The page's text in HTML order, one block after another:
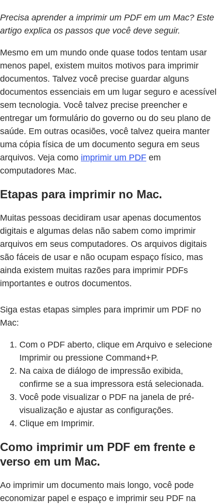
Precisa aprender a imprimir um PDF em um Mac? Este
artigo explica os passos que você deve seguir.
Mesmo em um mundo onde quase todos tentam usar
menos papel, existem muitos motivos para imprimir
documentos. Talvez você precise guardar alguns
documentos essenciais em um lugar seguro e acessível
sem tecnologia. Você talvez precise preencher e
entregar um formulário do governo ou do seu plano de
saúde. Em outras ocasiões, você talvez queira manter
uma cópia física de um documento segura em seus
arquivos. Veja como imprimir um PDF em
computadores Mac.
Etapas para imprimir no Mac.
Muitas pessoas decidiram usar apenas documentos
digitais e algumas delas não sabem como imprimir
arquivos em seus computadores. Os arquivos digitais
são fáceis de usar e não ocupam espaço físico, mas
ainda existem muitas razões para imprimir PDFs
importantes e outros documentos.
Siga estas etapas simples para imprimir um PDF no
Mac:
Com o PDF aberto, clique em Arquivo e selecione
Imprimir ou pressione Command+P.
Na caixa de diálogo de impressão exibida,
confirme se a sua impressora está selecionada.
Você pode visualizar o PDF na janela de pré-
visualização e ajustar as configurações.
Clique em Imprimir.
Como imprimir um PDF em frente e
verso em um Mac.
Ao imprimir um documento mais longo, você pode
economizar papel e espaço e imprimir seu PDF na